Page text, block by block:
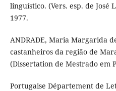
linguístico. (Vers. esp. de José
1977.
ANDRADE, Maria Margarida
castanheiros da região de
(Dissertation de Mestrado em
Portugaise Département de